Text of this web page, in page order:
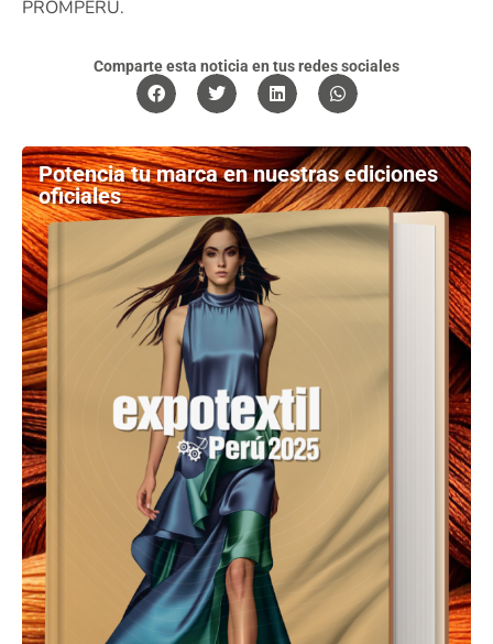
PROMPERU.
Comparte esta noticia en tus redes sociales
Potencia tu marca en nuestras ediciones
oficiales